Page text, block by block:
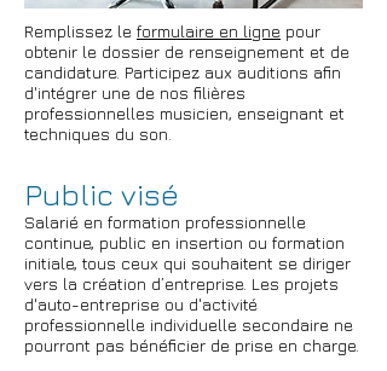
Remplissez le formulaire en ligne pour
obtenir le dossier de renseignement et de
candidature. Participez aux auditions afin
d'intégrer une de nos filières
professionnelles musicien, enseignant et
techniques du son.
Public visé
Salarié en formation professionnelle
continue, public en insertion ou formation
initiale, tous ceux qui souhaitent se diriger
vers la création d’entreprise. Les projets
d'auto-entreprise ou d'activité
professionnelle individuelle secondaire ne
pourront pas bénéficier de prise en charge.